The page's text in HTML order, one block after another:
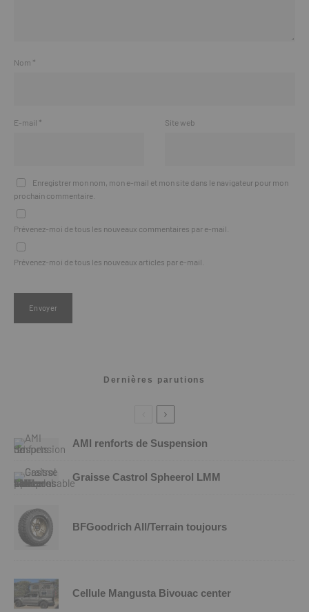
Nom *
E-mail * Site web
Enregistrer mon nom, mon e-mail et mon site dans le navigateur pour mon
prochain commentaire.
Prévenez-moi de tous les nouveaux commentaires par e-mail.
Prévenez-moi de tous les nouveaux articles par e-mail.
Dernières parutions
AMI renforts de Suspension
Graisse Castrol Spheerol LMM
BFGoodrich All/Terrain toujours
Cellule Mangusta Bivouac center